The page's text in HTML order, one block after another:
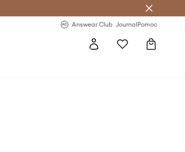
Answear Club JournalPomoc